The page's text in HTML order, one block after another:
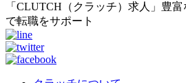
「CLUTCH（クラッチ）求人」豊
で転職をサポート